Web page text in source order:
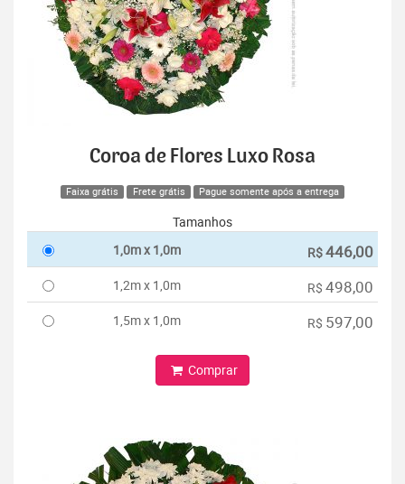
Coroa de Flores Luxo Rosa
Faixa grátis Frete grátis Pague somente após a entrega
Tamanhos
1,0m x 1,0m
R$446,00
1,2m x 1,0m R$ 498,00
1,5m x 1,0m R$ 597,00
Comprar